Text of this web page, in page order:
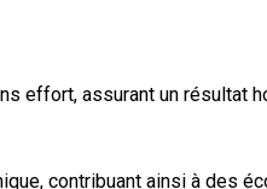
effort, assurant un résultat
contribuant ainsi à des